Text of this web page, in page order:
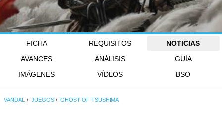
FICHA REQUISITOS
NOTICIAS
AVANCES
ANÁLISIS
GUÍA
IMÁGENES
VÍDEOS BSO
VANDAL JUEGOS GHOST OF TSUSHIMA